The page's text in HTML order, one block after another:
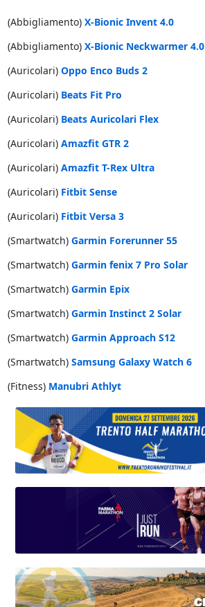
(Abbigliamento) X-Bionic Invent 4.0
(Abbigliamento) X-Bionic Neckwarmer 4.0
(Auricolari) Oppo Enco Buds 2
(Auricolari) Beats Fit Pro
(Auricolari) Beats Auricolari Flex
(Auricolari) Amazfit GTR 2
(Auricolari) Amazfit T-Rex Ultra
(Auricolari) Fitbit Sense
(Auricolari) Fitbit Versa 3
(Smartwatch) Garmin Forerunner 55
(Smartwatch) Garmin fenix 7 Pro Solar
(Smartwatch) Garmin Epix
(Smartwatch) Garmin Instinct 2 Solar
(Smartwatch) Garmin Approach S12
(Smartwatch) Samsung Galaxy Watch 6
(Fitness) Manubri Athlyt